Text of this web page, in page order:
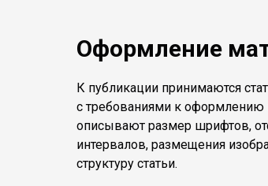
Оформление
К публикации принимаются
с требованиями к оформлению
описывают размер шрифтов,
интервалов, размещения
структуру статьи.